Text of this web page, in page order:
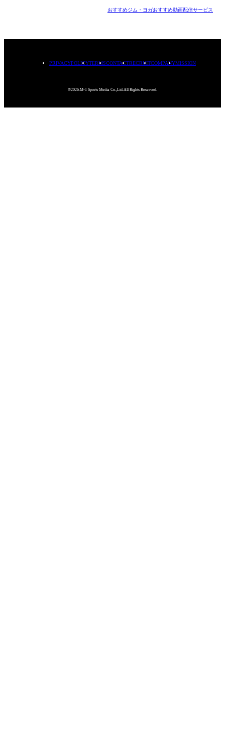
おすすめジム・ヨガおすすめ動画配信サービス
PRIVACYPOLICYTERMSCONTACTRECRUITCOMPANYMISSION
©2026.M-1 Sports Media Co.,Ltd.All Rights Reserved.